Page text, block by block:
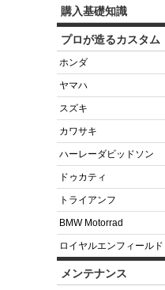
購入基礎知識
プロが造るカスタム
ホンダ
ヤマハ
スズキ
カワサキ
ハーレーダビッドソン
ドゥカティ
トライアンフ
BMW Motorrad
ロイヤルエンフィールド
メンテナンス